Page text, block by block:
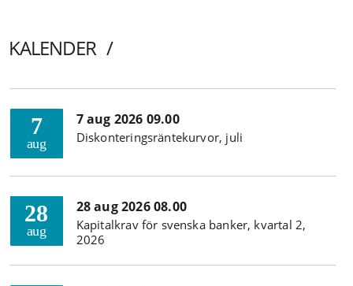
KALENDER
7
aug
7 aug 2026 09.00
Diskonteringsräntekurvor, juli
28
aug
28 aug 2026 08.00
Kapitalkrav för svenska banker, kvartal 2,
2026